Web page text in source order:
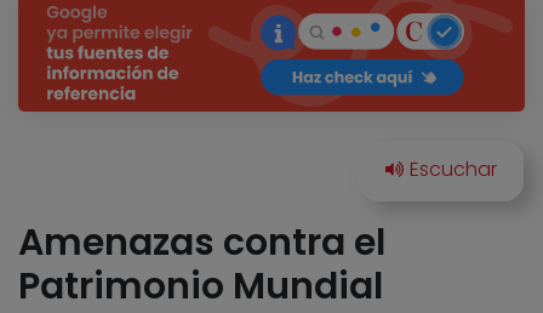
Amenazas contra el
Patrimonio Mundial